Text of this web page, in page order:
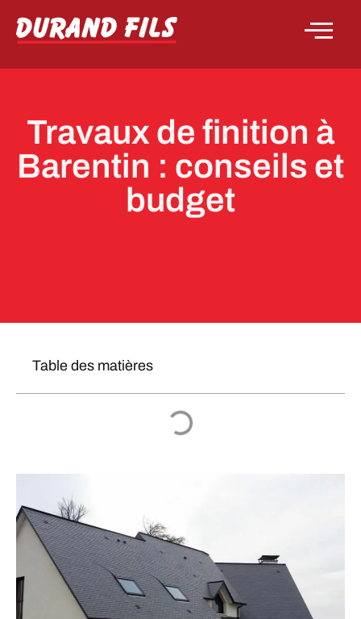
Travaux de finition à
Barentin : conseils et
budget
Table des matières